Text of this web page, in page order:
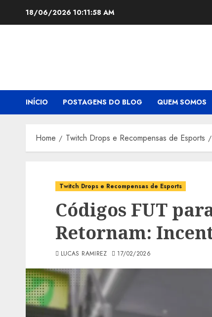
18/06/2026 10:11:59 AM
INÍCIO POSTAGENS DO BLOG QUEM SOMOS
Home Twitch Drops e Recompensas de Esports
Twitch Drops e Recompensas de Esports
Códigos FUT
Retornam:
LUCAS RAMIREZ 17/02/2026